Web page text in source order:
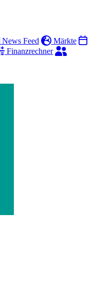
News Feed
Märkte
Finanzrechner